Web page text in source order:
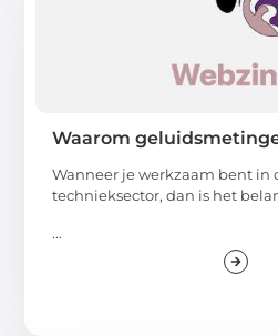
Waarom
Wanneer je werkzaam bent in
technieksector, dan is het
...